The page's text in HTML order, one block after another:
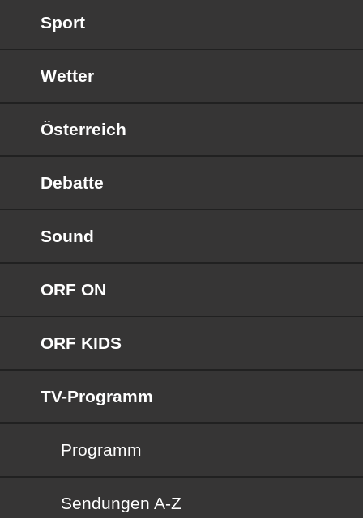
Sport
Wetter
Österreich
Debatte
Sound
ORF ON
ORF KIDS
TV-Programm
Programm
Sendungen von A bis Z
Sendungen A-Z